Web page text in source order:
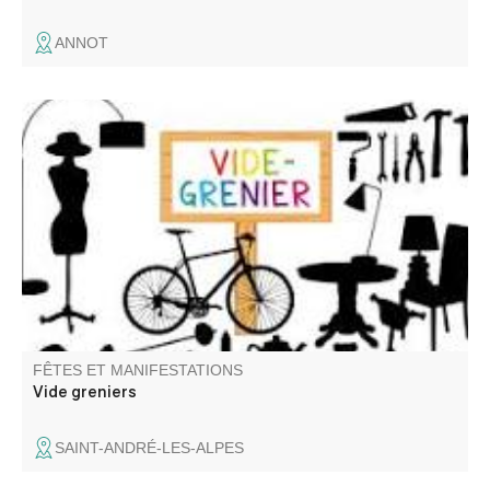
ANNOT
Venez chiner dans les rues et places du village. Jouets,
objets de décoration, livres, vêtements
FÊTES ET MANIFESTATIONS
Vide greniers
SAINT-ANDRÉ-LES-ALPES